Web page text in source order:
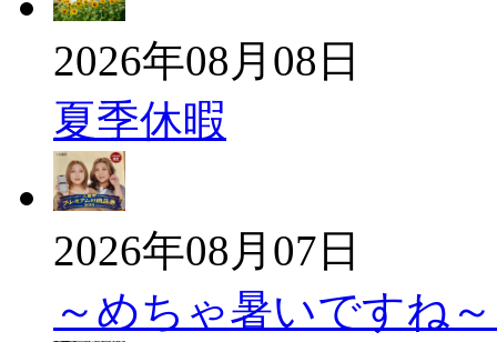
2026年08月08日
夏季休暇
2026年08月07日
～めちゃ暑いです